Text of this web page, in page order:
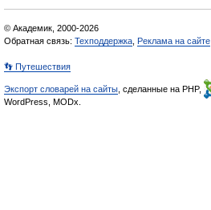
© Академик, 2000-2026
Обратная связь: Техподдержка Реклама на сайте
👣 Путешествия
Экспорт словарей на сайты , сделанные на PHP,
WordPress, MODx.